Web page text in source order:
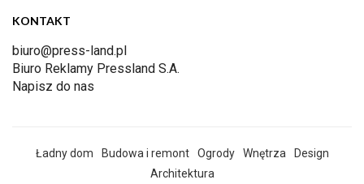
KONTAKT
biuro@press-land.pl
Biuro Reklamy Pressland S.A.
Napisz do nas
Ładny dom Budowa i remont Ogrody Wnętrza
Design
Architektura